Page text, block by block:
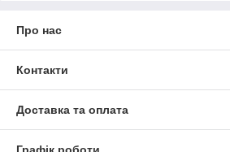
Про нас
Контакти
Доставка та оплата